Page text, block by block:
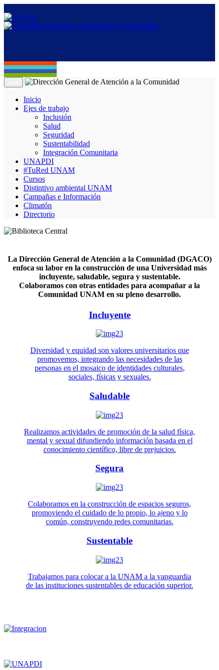
Inicio
Ejes de trabajo
Inclusión
Salud
Seguridad
Sustentabilidad
Integración Comunitaria
UNAPDI
#TuRed UNAM
Cursos
Distintivo ambiental UNAM
Campañas e Información
Climatón
Directorio
La Dirección General de Atención a la Comunidad (DGACO)
enfoca su labor en la construcción de una Universidad más
incluyente, saludable, segura y sustentable.
Colaboramos con otras entidades para acompañar a la
Comunidad UNAM en su pleno desarrollo.
Incluyente
Diversidad y equidad son valores universitarios que
promovemos, integrando las necesidades de las
personas en el mosaico de identidades culturales,
sociales, físicas y sexuales.
Saludable
Realizamos actividades de promoción de la salud física,
mental y sexual difundiendo información basada en el
conocimiento científico, libre de prejuicios.
Segura
Colaboramos en la construcción de espacios seguros,
promoviendo el cuidado de lo propio, lo ajeno y lo
común, construyendo redes comunitarias.
Sustentable
Trabajamos para colocar a la UNAM a la vanguardia
de las instituciones sustentables de educación superior.